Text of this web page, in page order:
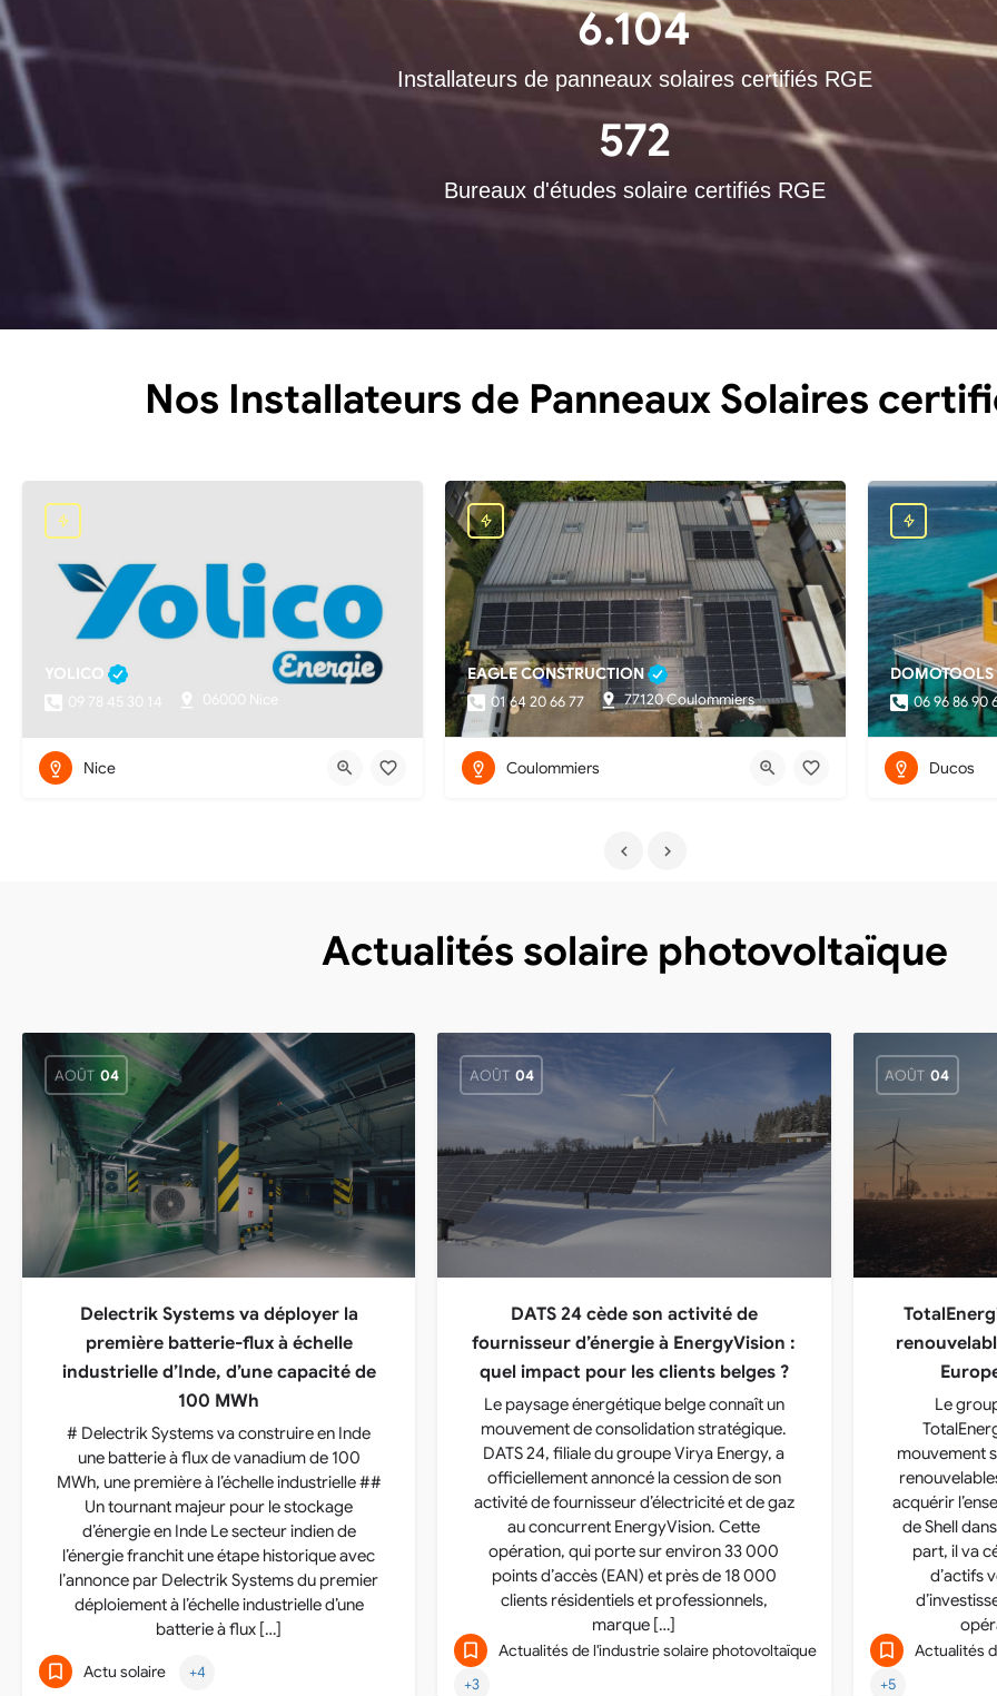
Installateurs de panneaux solaires certifiés RGE
6.104
Bureaux d'études solaire certifiés RGE
572
Nos Installateurs de Panneaux Solaires
YOLICO
09 78 45 30 14 06000 Nice
Nice
EAGLE CONSTRUCTION
01 64 20 66 77 77120 Coulommiers
Coulommiers
DOMOTOOLS
06 96 86 90
Ducos
Actualités solaire photovoltaïque
AOÛT 04
Delectrik Systems va déployer la
première batterie-flux à échelle
industrielle d’Inde, d’une capacité de
100 MWh
# Delectrik Systems va construire en Inde
une batterie à flux de vanadium de 100
MWh, une première à l’échelle industrielle ##
Un tournant majeur pour le stockage
d’énergie en Inde Le secteur indien de
l’énergie franchit une étape historique avec
l’annonce par Delectrik Systems du premier
déploiement à l’échelle industrielle d’une
batterie à flux […]
Actu solaire +4
AOÛT 04
DATS 24 cède son activité de
fournisseur d’énergie à EnergyVision :
quel impact pour les clients belges ?
Le paysage énergétique belge connaît un
mouvement de consolidation stratégique.
DATS 24, filiale du groupe Virya Energy, a
officiellement annoncé la cession de son
activité de fournisseur d’électricité et de gaz
au concurrent EnergyVision. Cette
opération, qui porte sur environ 33 000
points d’accès (EAN) et près de 18 000
clients résidentiels et professionnels,
marque […]
Actualités de l'industrie solaire photovoltaïque
+3
AOÛT 04
Le
mouvement
acquérir
de Shell
part, il va
d’actifs
Actualités
+5